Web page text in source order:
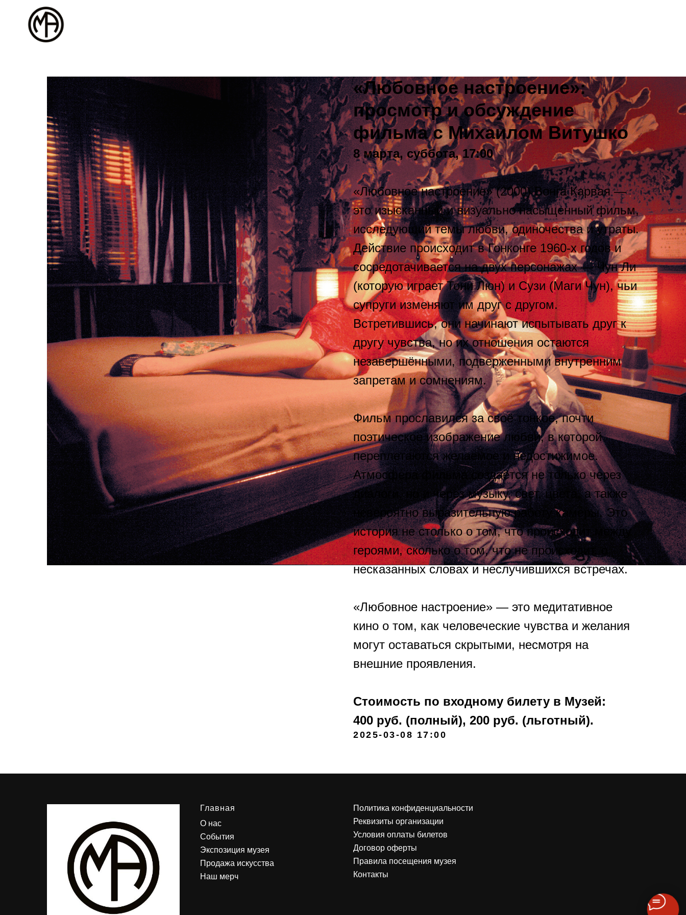
«Любовное настроение»:
просмотр и обсуждение
фильма с Михаилом Витушко
8 марта, суббота, 17:00
«Любовное настроение» (2000) Вонга Карвая —
это изысканный и визуально насыщенный фильм,
исследующий темы любви, одиночества и утраты.
Действие происходит в Гонконге 1960-х годов и
сосредотачивается на двух персонажах — Чун Ли
(которую играет Тони Люн) и Сузи (Маги Чун), чьи
супруги изменяют им друг с другом.
Встретившись, они начинают испытывать друг к
другу чувства, но их отношения остаются
незавершёнными, подверженными внутренним
запретам и сомнениям.
Фильм прославился за своё тонкое, почти
поэтическое изображение любви, в которой
переплетаются желаемое и недостижимое.
Атмосфера фильма создаётся не только через
диалоги, но и через музыку, свет, цвета, а также
невероятно выразительную работу камеры. Это
история не столько о том, что происходит между
героями, сколько о том, что не происходит, о
несказанных словах и неслучившихся встречах.
«Любовное настроение» — это медитативное
кино о том, как человеческие чувства и желания
могут оставаться скрытыми, несмотря на
внешние проявления.
Стоимость по входному билету в Музей:
400 руб. (полный), 200 руб. (льготный).
2025-03-08 17:00
Главная
О нас
События
Экспозиция музея
Продажа искусства
Наш мерч
Политика конфиденциальности
Реквизиты организации
Условия оплаты билетов
Договор оферты
Правила посещения музея
Контакты